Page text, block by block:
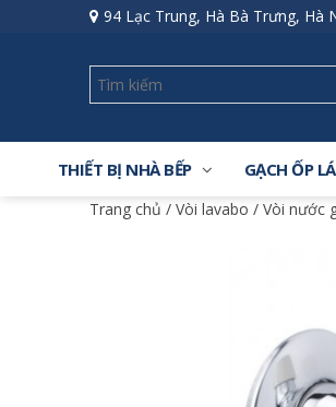
94 Lạc Trung, Hà Bà Trưng, Hà
THIẾT BỊ NHÀ BẾP GẠCH ỐP
Trang chủ / Vòi lavabo / Vòi nước